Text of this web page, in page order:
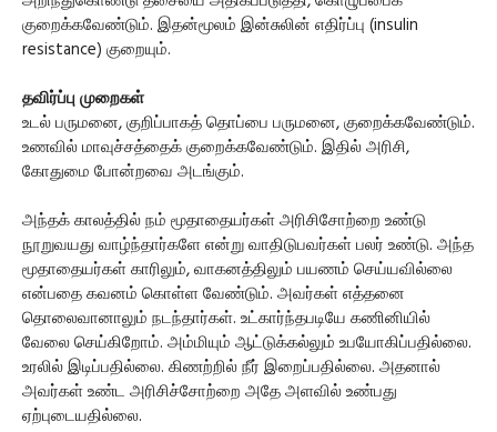
குறைக்கவேண்டும். இதன்மூலம் இன்சுலின் எதிர்ப்பு (insulin
resistance) குறையும்.
தவிர்ப்பு முறைகள்
உடல் பருமனை, குறிப்பாகத் தொப்பை பருமனை, குறைக்கவேண்டும்.
உணவில் மாவுச்சத்தைக் குறைக்கவேண்டும். இதில் அரிசி,
கோதுமை போன்றவை அடங்கும்.
அந்தக் காலத்தில் நம் மூதாதையர்கள் அரிசிசோற்றை உண்டு
நூறுவயது வாழ்ந்தார்களே என்று வாதிடுபவர்கள் பலர் உண்டு. அந்த
மூதாதையர்கள் காரிலும், வாகனத்திலும் பயணம் செய்யவில்லை
என்பதை கவனம் கொள்ள வேண்டும். அவர்கள் எத்தனை
தொலைவானாலும் நடந்தார்கள். உட்கார்ந்தபடியே கணினியில்
வேலை செய்கிறோம். அம்மியும் ஆட்டுக்கல்லும் உபயோகிப்பதில்லை.
உரலில் இடிப்பதில்லை. கிணற்றில் நீர் இறைப்பதில்லை. அதனால்
அவர்கள் உண்ட அரிசிச்சோற்றை அதே அளவில் உண்பது
ஏற்புடையதில்லை.